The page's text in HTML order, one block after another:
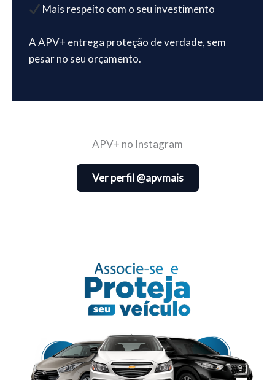
Mais respeito com o seu investimento
A APV+ entrega proteção de verdade, sem
pesar no seu orçamento.
APV+ no Instagram
Ver perfil @apvmais